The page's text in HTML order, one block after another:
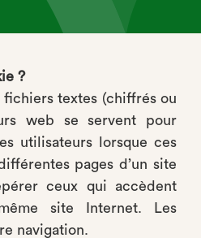
?
fichiers textes (chiffrés ou
web se servent pour
utilisateurs lorsque ces
pages d’un site
ceux qui accèdent
site Internet. Les
navigation.